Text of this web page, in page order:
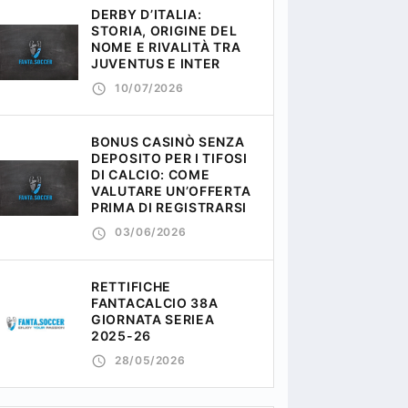
DERBY D’ITALIA:
STORIA, ORIGINE DEL
NOME E RIVALITÀ TRA
JUVENTUS E INTER
10/07/2026
BONUS CASINÒ SENZA
DEPOSITO PER I TIFOSI
DI CALCIO: COME
VALUTARE UN’OFFERTA
PRIMA DI REGISTRARSI
03/06/2026
RETTIFICHE
FANTACALCIO 38A
GIORNATA SERIEA
2025-26
28/05/2026